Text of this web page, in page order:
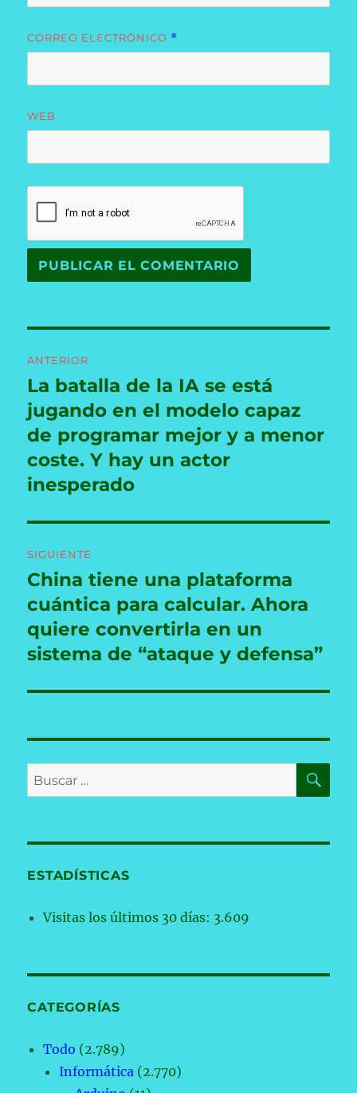
CORREO ELECTRÓNICO *
WEB
de
entradas
ANTERIOR
Entrada
anterior:
La batalla de la IA se está
jugando en el modelo capaz
de programar mejor y a menor
coste. Y hay un actor
inesperado
SIGUIENTE
Entrada
siguiente:
China tiene una plataforma
cuántica para calcular. Ahora
quiere convertirla en un
sistema de “ataque y defensa”
Buscar
por:
ESTADÍSTICAS
Visitas los últimos 30 días: 3.609
CATEGORÍAS
Todo (2.789)
Informática (2.770)